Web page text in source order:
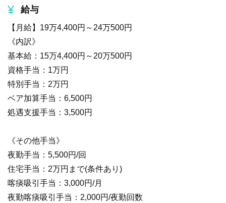
給与
【月給】19万4,400円～24万500円
《内訳》
基本給：15万4,400円～20万500円
資格手当：1万円
特別手当：2万円
ベア加算手当：6,500円
処遇支援手当：3,500円
《その他手当》
夜勤手当：5,500円/回
住宅手当：2万円まで(条件あり)
喀痰吸引手当：3,000円/月
夜勤喀痰吸引手当：2,000円/夜勤回数